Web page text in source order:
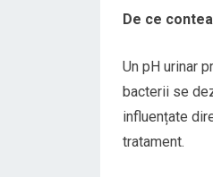
De ce
Un pH urinar
bacterii se
influențate
tratament.